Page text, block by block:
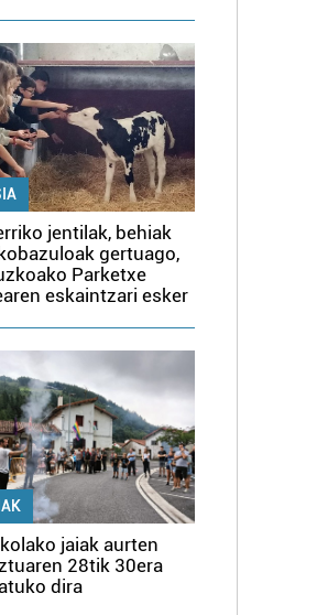
jentilak, behiak
gertuago,
Parketxe
eskaintzari esker
jaiak aurten
28tik 30era
dira